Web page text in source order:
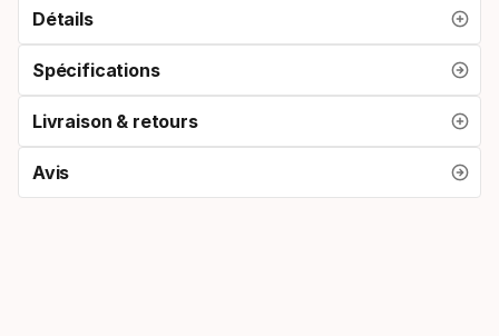
Détails
Spécifications
Livraison & retours
Avis